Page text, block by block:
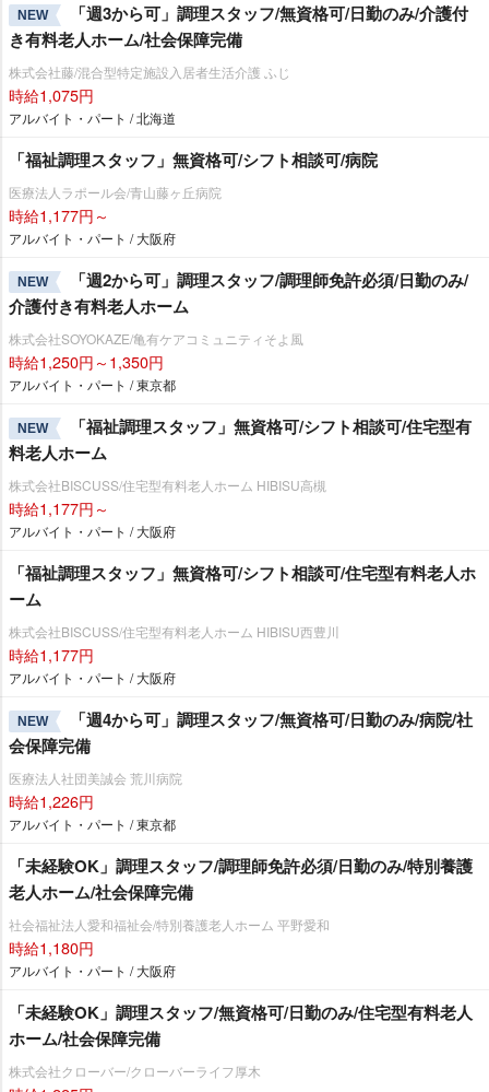
NEW
「週3から可」調理スタッフ/無資格可/日勤のみ/介護付
き有料老人ホーム/社会保障完備
株式会社藤/混合型特定施設入居者生活介護 ふじ
時給1,075円
アルバイト・パート / 北海道
「福祉調理スタッフ」無資格可/シフト相談可/病院
医療法人ラポール会/青山藤ヶ丘病院
時給1,177円～
アルバイト・パート / 大阪府
NEW
「週2から可」調理スタッフ/調理師免許必須/日勤のみ/
介護付き有料老人ホーム
株式会社SOYOKAZE/亀有ケアコミュニティそよ風
時給1,250円～1,350円
アルバイト・パート / 東京都
NEW
「福祉調理スタッフ」無資格可/シフト相談可/住宅型有
料老人ホーム
株式会社BISCUSS/住宅型有料老人ホーム HIBISU高槻
時給1,177円～
アルバイト・パート / 大阪府
「福祉調理スタッフ」無資格可/シフト相談可/住宅型有料老人ホ
ーム
株式会社BISCUSS/住宅型有料老人ホーム HIBISU西豊川
時給1,177円
アルバイト・パート / 大阪府
NEW
「週4から可」調理スタッフ/無資格可/日勤のみ/病院/社
会保障完備
医療法人社団美誠会 荒川病院
時給1,226円
アルバイト・パート / 東京都
「未経験OK」調理スタッフ/調理師免許必須/日勤のみ/特別養護
老人ホーム/社会保障完備
社会福祉法人愛和福祉会/特別養護老人ホーム 平野愛和
時給1,180円
アルバイト・パート / 大阪府
「未経験OK」調理スタッフ/無資格可/日勤のみ/住宅型有料老人
ホーム/社会保障完備
株式会社クローバー/クローバーライフ厚木